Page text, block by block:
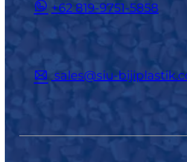
+62 819-9751-5858
sales@siu-